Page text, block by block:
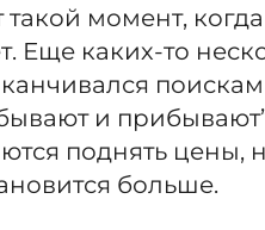
момент,
Еще каких-то
и
поднять цены,
больше.